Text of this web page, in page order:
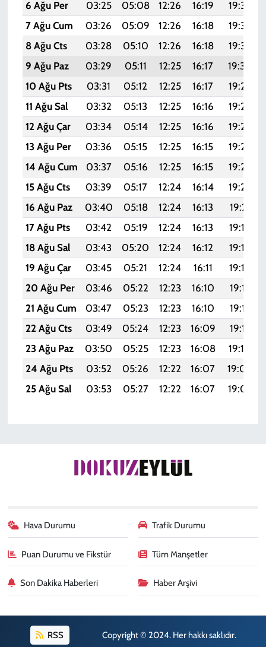
6 Ağu Per
03:25 05:08 12:26 16:19 19:34
7 Ağu Cum
03:26 05:09 12:26 16:18 19:33
8 Ağu Cts
03:28 05:10 12:26 16:18 19:32
9 Ağu Paz
03:29 05:11 12:25 16:17 19:30
10 Ağu Pts
03:31 05:12 12:25 16:17 19:29
11 Ağu Sal
03:32 05:13 12:25 16:16 19:28
12 Ağu Çar
03:34 05:14 12:25 16:16 19:26
13 Ağu Per
03:36 05:15 12:25 16:15 19:25
14 Ağu Cum
03:37 05:16 12:25 16:15 19:24
15 Ağu Cts
03:39 05:17 12:24 16:14 19:22
16 Ağu Paz
03:40 05:18 12:24 16:13 19:21
17 Ağu Pts
03:42 05:19 12:24 16:13 19:19
18 Ağu Sal
03:43 05:20 12:24 16:12 19:18
19 Ağu Çar
03:45 05:21 12:24 16:11 19:16
20 Ağu Per
03:46 05:22 12:23 16:10 19:15
21 Ağu Cum
03:47 05:23 12:23 16:10 19:13
22 Ağu Cts
03:49 05:24 12:23 16:09 19:12
23 Ağu Paz
03:50 05:25 12:23 16:08 19:10
24 Ağu Pts
03:52 05:26 12:22 16:07 19:09
25 Ağu Sal
03:53 05:27 12:22 16:07 19:07
Hava Durumu Trafik Durumu
Puan Durumu ve Fikstür Tüm Manşetler
Son Dakika Haberleri Haber Arşivi
RSS Copyright © 2024. Her hakkı saklıdır.